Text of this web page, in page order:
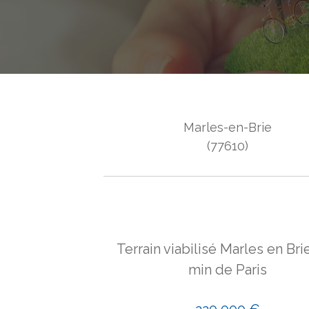
Marles-en-Brie
(77610)
Terrain viabilisé Marles en
min de Paris